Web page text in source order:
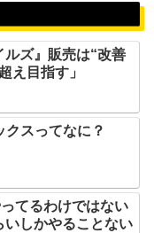
ルズ』販売は“改善
え目指す」
クスってなに？
てるわけではない
いしかやることない